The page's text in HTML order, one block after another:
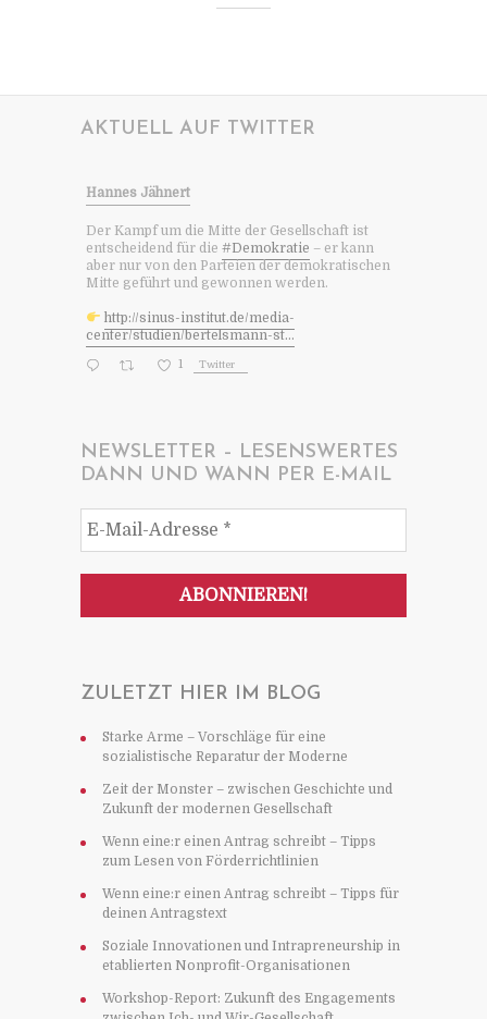
AKTUELL AUF TWITTER
Hannes Jähnert
Der Kampf um die Mitte der Gesellschaft ist
entscheidend für die #Demokratie – er kann
aber nur von den Parteien der demokratischen
Mitte geführt und gewonnen werden.
http://sinus-institut.de/media-
center/studien/bertelsmann-st...
1 Twitter
NEWSLETTER – LESENSWERTES
DANN UND WANN PER E-MAIL
ZULETZT HIER IM BLOG
Starke Arme – Vorschläge für eine
sozialistische Reparatur der Moderne
Zeit der Monster – zwischen Geschichte und
Zukunft der modernen Gesellschaft
Wenn eine:r einen Antrag schreibt – Tipps
zum Lesen von Förderrichtlinien
Wenn eine:r einen Antrag schreibt – Tipps für
deinen Antragstext
Soziale Innovationen und Intrapreneurship in
etablierten Nonprofit-Organisationen
Workshop-Report: Zukunft des Engagements